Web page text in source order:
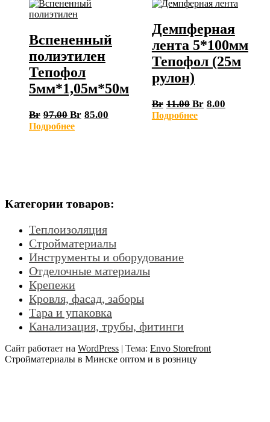
Вспененный
полиэтилен
Тепофол
5мм*1,05м*50м
Br 97.00 Br 85.00
Подробнее
Демпферная
лента 5*100мм
Тепофол (25м
рулон)
Br 11.00 Br 8.00
Подробнее
Категории товаров:
Теплоизоляция
Стройматериалы
Инструменты и оборудование
Отделочные материалы
Крепежи
Кровля, фасад, заборы
Тара и упаковка
Канализация, трубы, фитинги
Сайт работает на WordPress | Тема: Envo Storefront
Стройматериалы в Минске оптом и в розницу